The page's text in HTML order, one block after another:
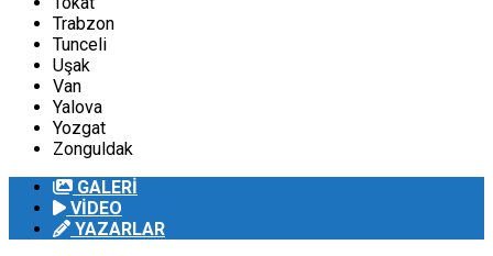
Trabzon
Tunceli
Uşak
Van
Yalova
Yozgat
Zonguldak
GALERİ
VİDEO
YAZARLAR